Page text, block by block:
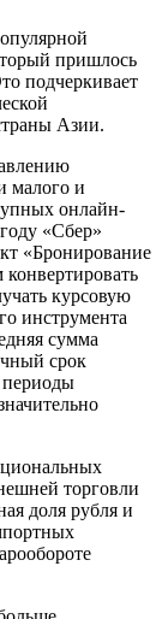
пришлось
подчеркивает
Азии.
малого и
онлайн-
«Сбер»
«Бронирование
курсовую
инструмента
сумма
срок
торговли
доля рубля и